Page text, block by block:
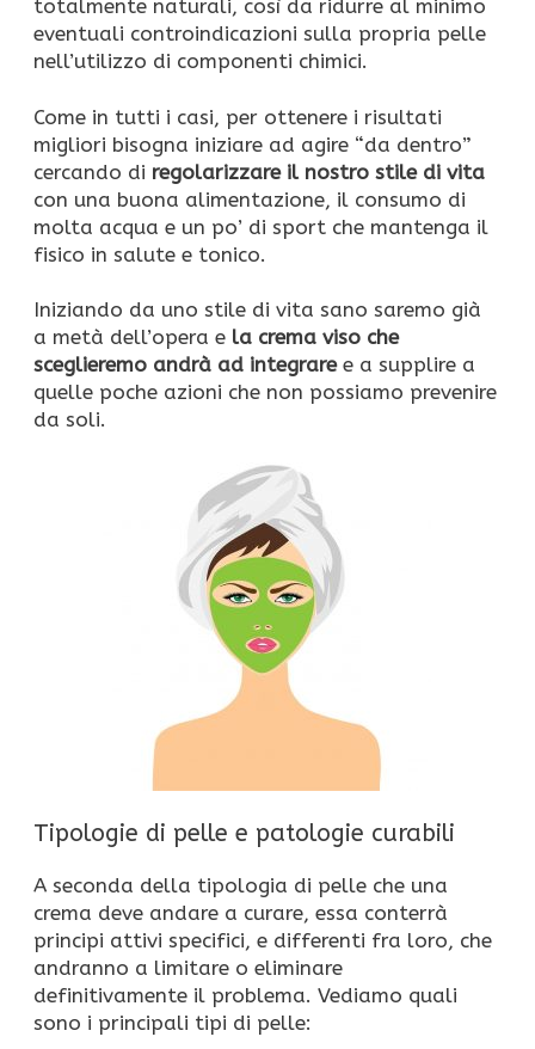
totalmente naturali, così da ridurre al minimo
eventuali controindicazioni sulla propria pelle
nell’utilizzo di componenti chimici.
Come in tutti i casi, per ottenere i risultati
migliori bisogna iniziare ad agire “da dentro”
cercando di regolarizzare il nostro stile di vita
con una buona alimentazione, il consumo di
molta acqua e un po’ di sport che mantenga il
fisico in salute e tonico.
Iniziando da uno stile di vita sano saremo già
a metà dell’opera e la crema viso che
sceglieremo andrà ad integraree a supplire a
quelle poche azioni che non possiamo prevenire
da soli.
Tipologie di pelle e patologie curabili
A seconda della tipologia di pelle che una
crema deve andare a curare, essa conterrà
principi attivi specifici, e differenti fra loro, che
andranno a limitare o eliminare
definitivamente il problema. Vediamo quali
sono i principali tipi di pelle: